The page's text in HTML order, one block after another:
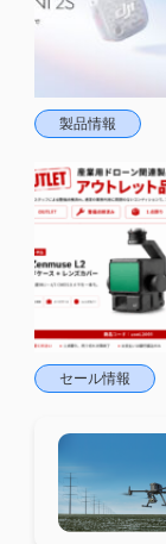
製品情報
セール情報